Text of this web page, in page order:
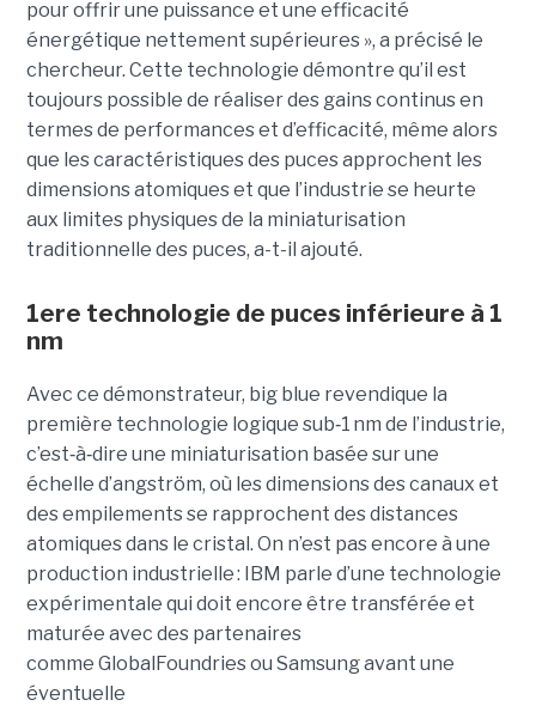
pour offrir une puissance et une efficacité
énergétique nettement supérieures », a précisé le
chercheur. Cette technologie démontre qu’il est
toujours possible de réaliser des gains continus en
termes de performances et d’efficacité, même alors
que les caractéristiques des puces approchent les
dimensions atomiques et que l’industrie se heurte
aux limites physiques de la miniaturisation
traditionnelle des puces, a-t-il ajouté.
1ere technologie de puces inférieure à 1
nm
Avec ce démonstrateur, big blue revendique la
première technologie logique sub‑1 nm de l’industrie,
c’est‑à‑dire une miniaturisation basée sur une
échelle d’angström, où les dimensions des canaux et
des empilements se rapprochent des distances
atomiques dans le cristal. On n’est pas encore à une
production industrielle : IBM parle d’une technologie
expérimentale qui doit encore être transférée et
maturée avec des partenaires
comme GlobalFoundries ou Samsung avant une
éventuelle